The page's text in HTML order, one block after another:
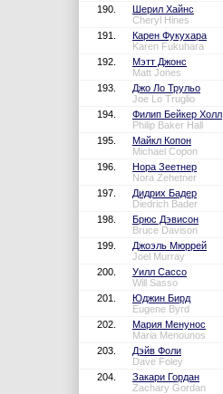
190.
Шерил Хайнс
Cheryl Hines
191.
Карен Фукухара
Karen Fukuhara
192.
Мэтт Джонс
Matt Jones
193.
Джо Ло Трульо
Joe Lo Truglio
194.
Филип Бейкер Холл
Philip Baker Hall
195.
Майкл Копон
Michael Copon
196.
Нора Зеетнер
Nora Zehetner
197.
Дидрих Бадер
Diedrich Bader
198.
Брюс Дэвисон
Bruce Davison
199.
Джоэль Мюррей
Joel Murray
200.
Уилл Сассо
Will Sasso
201.
Юджин Бирд
Eugene Byrd
202.
Мария Менунос
Maria Menounos
203.
Дэйв Фоли
Dave Foley
204.
Закари Гордан
Zachary Gordan